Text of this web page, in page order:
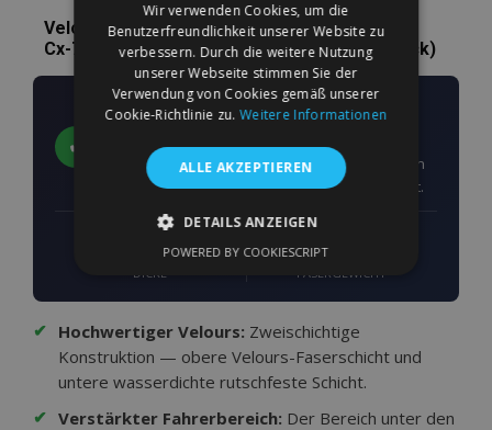
Velours Autofußmatten nach Maß für Mazda
Cx-7 16,8 cm passanger fix 2006-2012 (4 Stück)
✔
Passgenau für Ihr Fahrzeug
Die Form der Matten ist nach den exakten Maßen
des Fahrzeugbodens Ihres Fahrzeugs konzipiert.
5–6 mm
DICKE
660 g/m²
FASERGEWICHT
✔ Hochwertiger Velours: Zweischichtige
Konstruktion — obere Velours-Faserschicht und
untere wasserdichte rutschfeste Schicht.
✔ Verstärkter Fahrerbereich: Der Bereich unter den
Wir verwenden Cookies, um die
Benutzerfreundlichkeit unserer Website zu
verbessern. Durch die weitere Nutzung
unserer Webseite stimmen Sie der
Verwendung von Cookies gemäß unserer
Cookie-Richtlinie zu.Weitere Informationen
ALLE AKZEPTIEREN
DETAILS ANZEIGEN
FUNKTIONALITÄT
POWERED BY COOKIESCRIPT